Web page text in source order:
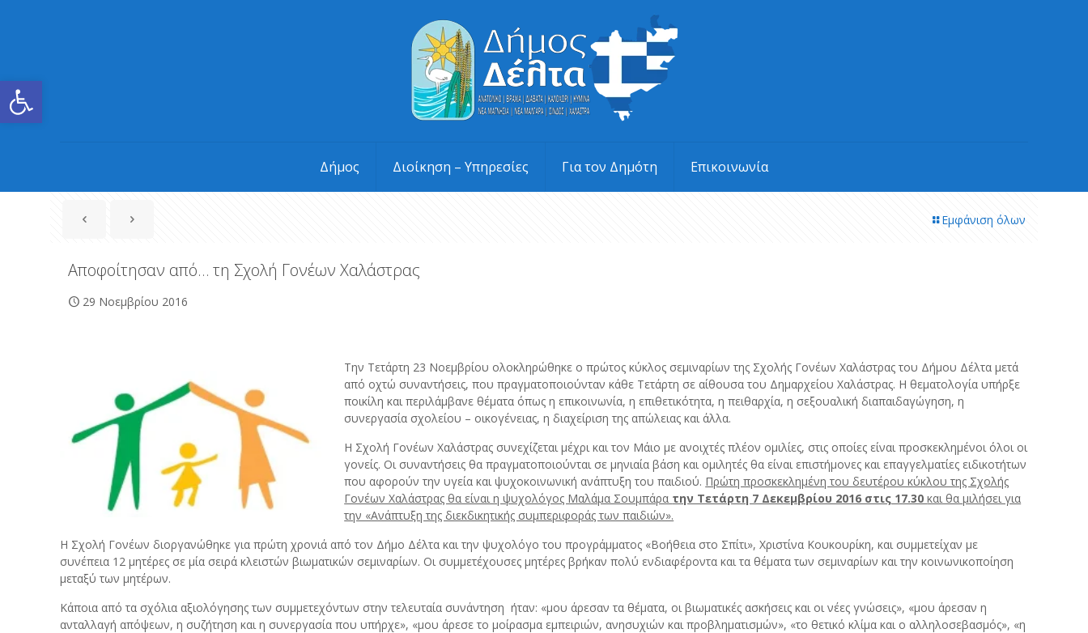
Ανοίξτε τη γραμμή εργαλείων
Δήμος Διοίκηση – Υπηρεσίες Για τον Δημότη Επικοινωνία
Εμφάνιση όλων
Αποφοίτησαν από… τη Σχολή Γονέων Χαλάστρας
29 Νοεμβρίου 2016
Την Τετάρτη 23 Νοεμβρίου ολοκληρώθηκε ο πρώτος κύκλος σεμιναρίων της Σχολής Γονέων Χαλάστρας του Δήμου Δέλτα μετά
από οχτώ συναντήσεις, που πραγματοποιούνταν κάθε Τετάρτη σε αίθουσα του Δημαρχείου Χαλάστρας. Η θεματολογία υπήρξε
ποικίλη και περιλάμβανε θέματα όπως η επικοινωνία, η επιθετικότητα, η πειθαρχία, η σεξουαλική διαπαιδαγώγηση, η
συνεργασία σχολείου – οικογένειας, η διαχείριση της απώλειας και άλλα.
Η Σχολή Γονέων Χαλάστρας συνεχίζεται μέχρι και τον Μάιο με ανοιχτές πλέον ομιλίες, στις οποίες είναι προσκεκλημένοι όλοι οι
γονείς. Οι συναντήσεις θα πραγματοποιούνται σε μηνιαία βάση και ομιλητές θα είναι επιστήμονες και επαγγελματίες ειδικοτήτων
που αφορούν την υγεία και ψυχοκοινωνική ανάπτυξη του παιδιού. Πρώτη προσκεκλημένη του δευτέρου κύκλου της Σχολής
Γονέων Χαλάστρας θα είναι η ψυχολόγος Μαλάμα Σουμπάρα την Τετάρτη 7 Δεκεμβρίου 2016 στις 17.30και θα μιλήσει για
την «Ανάπτυξη της διεκδικητικής συμπεριφοράς των παιδιών».
Η Σχολή Γονέων διοργανώθηκε για πρώτη χρονιά από τον Δήμο Δέλτα και την ψυχολόγο του προγράμματος «Βοήθεια στο Σπίτι», Χριστίνα Κουκουρίκη, και συμμετείχαν με
συνέπεια 12 μητέρες σε μία σειρά κλειστών βιωματικών σεμιναρίων. Οι συμμετέχουσες μητέρες βρήκαν πολύ ενδιαφέροντα και τα θέματα των σεμιναρίων και την κοινωνικοποίηση
μεταξύ των μητέρων.
Κάποια από τα σχόλια αξιολόγησης των συμμετεχόντων στην τελευταία συνάντηση ήταν: «μου άρεσαν τα θέματα, οι βιωματικές ασκήσεις και οι νέες γνώσεις», «μου άρεσαν η
ανταλλαγή απόψεων, η συζήτηση και η συνεργασία που υπήρχε», «μου άρεσε το μοίρασμα εμπειριών, ανησυχιών και προβληματισμών», «το θετικό κλίμα και ο αλληλοσεβασμός», «η